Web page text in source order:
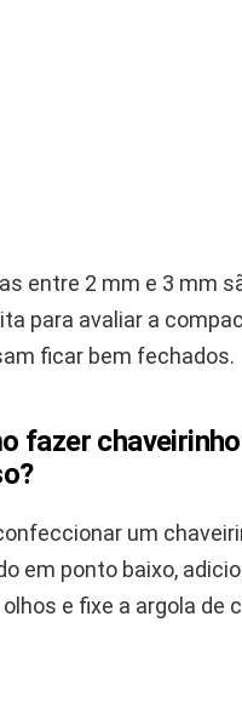
entre 2 mm e 3 mm
para avaliar a
ficar bem fechados.
fazer
um
em ponto baixo,
olhos e fixe a argola de